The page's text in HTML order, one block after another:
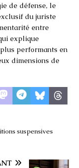
de défense, le
du juriste
entre
explique
performants en
dimensions de
suspensives